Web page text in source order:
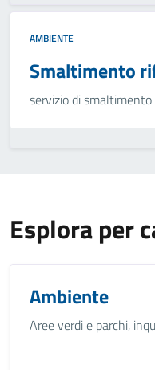
AMBIENTE
Smaltimento
servizio di
Esplora per
Ambiente
Aree verdi e parchi,